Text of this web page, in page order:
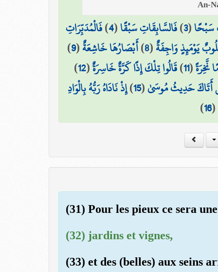
سَبْحًا(
3
)فَالسَّابِقَاتِ سَبْقًا(
4
)فَالْمُدَبِّرَاتِ
يَوْمَئِذٍ وَاجِفَةٌ(
8
)أَبْصَارُهَا خَاشِعَةٌ(
9
)
نَّخِرَةً(
11
)قَالُوا تِلْكَ إِذًا كَرَّةٌ خَاسِرَةٌ(
12
)
حَدِيثُ مُوسَىٰ(
15
)إِذْ نَادَاهُ رَبُّهُ بِالْوَادِ
(
16
)
(31) Pour les pieux ce sera
(32) jardins et vignes,
(33) et des (belles) aux seins